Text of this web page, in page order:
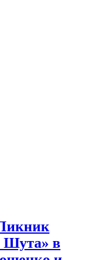
Шута» в